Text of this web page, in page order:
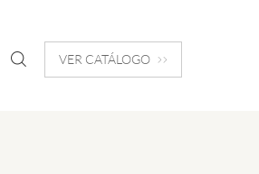
VER CATÁLOGO